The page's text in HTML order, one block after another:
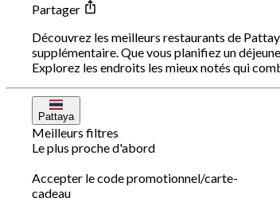
Partager
Découvrez les meilleurs restaurants de
supplémentaire. Que vous planifiez un
Explorez les endroits les mieux notés qui
Pattaya
Meilleurs filtres
Le plus proche d'abord
Accepter le code promotionnel/carte-
cadeau